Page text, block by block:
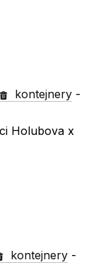
kontejnery -
Holubova x
kontejnery -